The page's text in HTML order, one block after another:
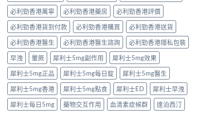
必利勁香港萬寧
必利勁香港藥房
必利勁香港評價
必利勁香港貨到付款
必利勁香港購買
必利勁香港送貨
必利勁香港醫生
必利勁香港醫生諮詢
必利勁香港隱私包裝
早洩
暈厥 犀利士5mg副作用
犀利士5mg效果
犀利士5mg正品
犀利士5mg每日錠
犀利士5mg醫生
犀利士5mg香港
犀利士5mg點食 犀利士ED
犀利士早洩
犀利士每日5mg
藥物交互作用 血清素症候群 達泊西汀